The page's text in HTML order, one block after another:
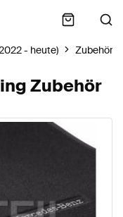
- heute) Zubehör
Zubehör